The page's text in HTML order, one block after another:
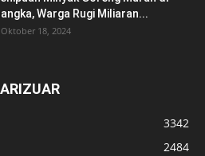
Warga Rugi Miliaran...
Oktober 18, 2024
3342
2484